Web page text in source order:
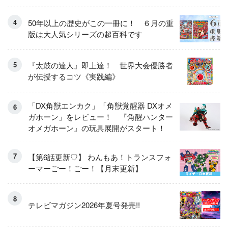
50年以上の歴史がこの一冊に！ ６月の重
版は大人気シリーズの超百科です
『太鼓の達人』即上達！ 世界大会優勝者
が伝授するコツ《実践編》
「DX角獣エンカク」「角獣覚醒器 DXオメ
ガホーン」をレビュー！ 『角醒ハンター
オメガホーン』の玩具展開がスタート！
【第6話更新♡】 わんもあ！トランスフォ
ーマーごー！ごー！【月末更新】
テレビマガジン2026年夏号発売!!